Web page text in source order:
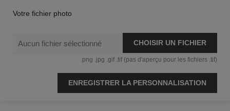
Votre fichier photo
Aucun fichier sélectionné CHOISIR UN FICHIER
.png .jpg .gif .tif (pas d'aperçu pour les fichiers .tif)
ENREGISTRER LA PERSONNALISATION